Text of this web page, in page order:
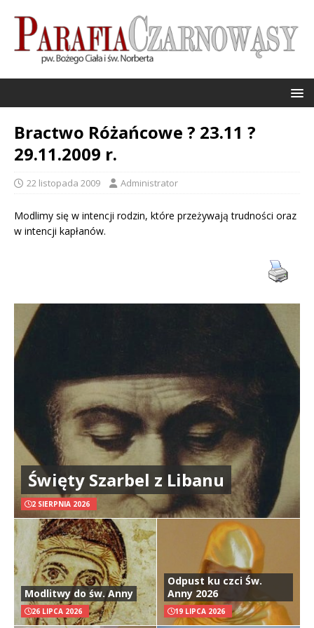
Bractwo Różańcowe ? 23.11 ?
29.11.2009 r.
22 listopada 2009 Administrator
Modlimy się w intencji rodzin, które przeżywają trudności oraz
w intencji kapłanów.
Święty Szarbel z Libanu
2 SIERPNIA 2026
Modlitwy do św. Anny
26 LIPCA 2026
Odpust ku czci Św.
Anny 2026
19 LIPCA 2026